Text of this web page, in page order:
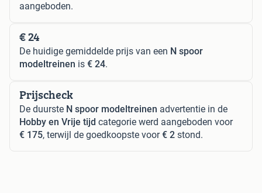
aangeboden.
€ 24
De huidige gemiddelde prijs van een N spoor
modeltreinen is € 24.
Prijscheck
De duurste N spoor modeltreinen advertentie in de
Hobby en Vrije tijd categorie werd aangeboden voor
€ 175, terwijl de goedkoopste voor€ 2 stond.